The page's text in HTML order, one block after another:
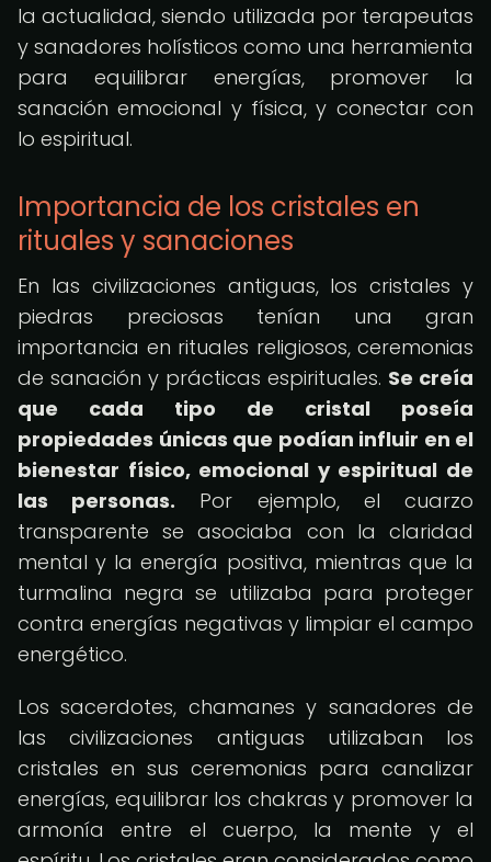
la actualidad, siendo utilizada por terapeutas
y sanadores holísticos como una herramienta
para equilibrar energías, promover la
sanación emocional y física, y conectar con
lo espiritual.
Importancia de los cristales en
rituales y sanaciones
En las civilizaciones antiguas, los cristales y
piedras preciosas tenían una gran
importancia en rituales religiosos, ceremonias
de sanación y prácticas espirituales. Se creía
que cada tipo de cristal poseía
propiedades únicas que podían influir en el
bienestar físico, emocional y espiritual de
las personas. Por ejemplo, el cuarzo
transparente se asociaba con la claridad
mental y la energía positiva, mientras que la
turmalina negra se utilizaba para proteger
contra energías negativas y limpiar el campo
energético.
Los sacerdotes, chamanes y sanadores de
las civilizaciones antiguas utilizaban los
cristales en sus ceremonias para canalizar
energías, equilibrar los chakras y promover la
armonía entre el cuerpo, la mente y el